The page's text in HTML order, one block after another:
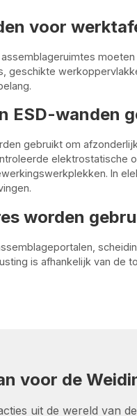
voor
geschikte
ESD-wanden
gebruikt om
elektrostatische
In
worden
is afhankelijk van
voor de
uit de wereld van